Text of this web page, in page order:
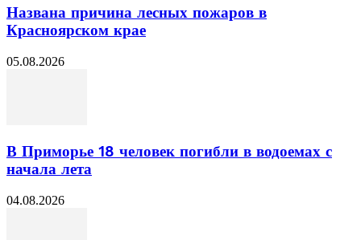
Названа причина лесных пожаров в
Красноярском крае
05.08.2026
В Приморье 18 человек погибли в водоемах с
начала лета
04.08.2026